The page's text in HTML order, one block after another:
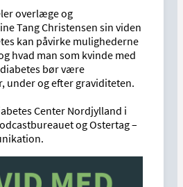
overlæge og
Tang Christensen sin viden
kan påvirke mulighederne
hvad man som kvinde med
bør være
under og efter graviditeten.
Center Nordjylland i
og Ostertag –